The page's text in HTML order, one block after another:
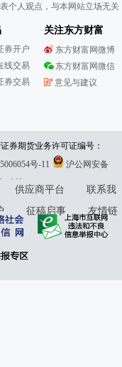
个人观点，与本网站立场无
券开户
线交易
券交易
关注东方财富
东方财富网微博
东方财富网微信
意见与建议
券期货业务许可证编号：
61278686 举报邮箱：
号-11
沪公网安备
建议:4000300059/952500
供应商平台
联系我
征稿启事
友情链